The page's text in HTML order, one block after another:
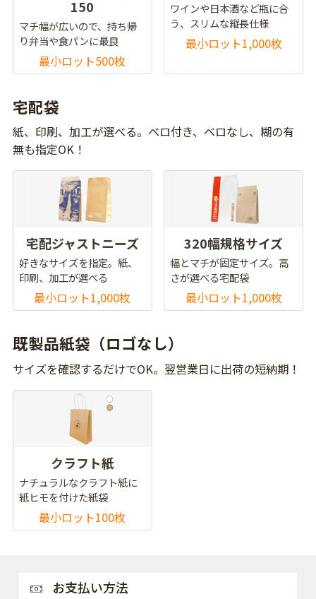
150
マチ幅が広いので、持ち帰
り弁当や食パンに最良
最小ロット500枚
ワインや日本酒など瓶に合
う、スリムな縦長仕様
最小ロット1,000枚
宅配袋
紙、印刷、加工が選べる。ベロ付き、ベロなし、糊の有
無も指定OK！
宅配ジャストニーズ
好きなサイズを指定。紙、
印刷、加工が選べる
最小ロット1,000枚
320幅規格サイズ
幅とマチが固定サイズ。高
さが選べる宅配袋
最小ロット1,000枚
既製品紙袋（ロゴなし）
サイズを確認するだけでOK。翌営業日に出荷の短納期！
クラフト紙
ナチュラルなクラフト紙に
紙ヒモを付けた紙袋
最小ロット100枚
お支払い方法